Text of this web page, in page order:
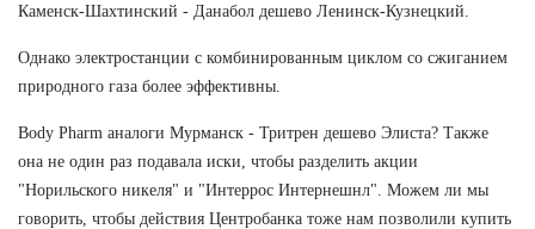
Каменск-Шахтинский - Данабол дешево Ленинск-Кузнецкий.
Однако электростанции с комбинированным циклом со сжиганием
природного газа более эффективны.
Body Pharm аналоги Мурманск - Тритрен дешево Элиста? Также
она не один раз подавала иски, чтобы разделить акции
"Норильского никеля" и "Интеррос Интернешнл". Можем ли мы
говорить, чтобы действия Центробанка тоже нам позволили купить